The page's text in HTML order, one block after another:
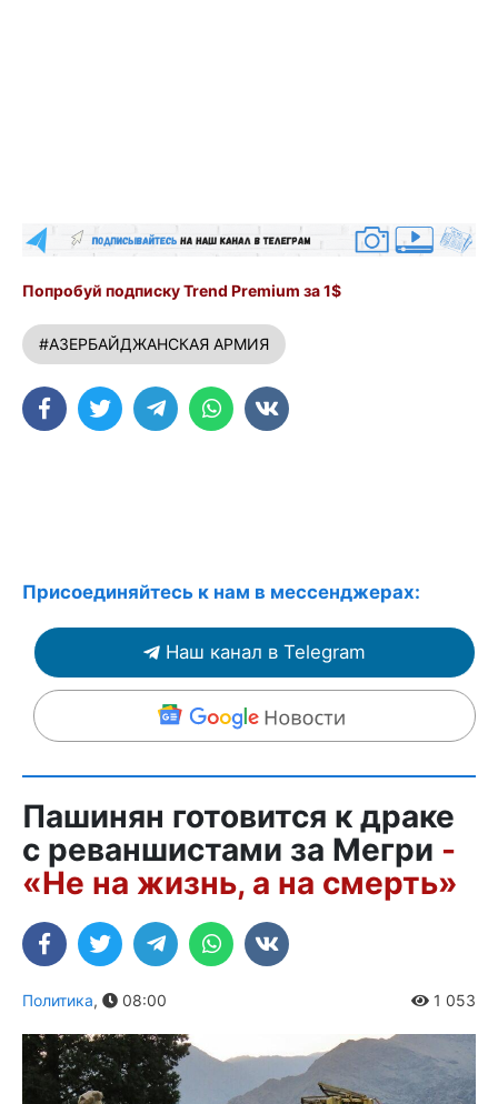
Попробуй подписку Trend Premium за 1$
#АЗЕРБАЙДЖАНСКАЯ АРМИЯ
Присоединяйтесь к нам в мессенджерах:
Наш канал в Telegram
Пашинян готовится к драке
с реваншистами за Мегри -
«Не на жизнь, а на смерть»
Политика, 08:00 1 053